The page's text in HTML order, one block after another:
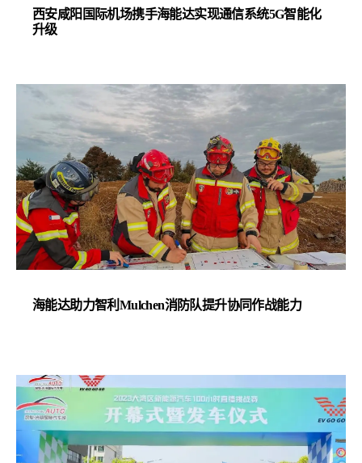
西安咸阳国际机场携手海能达实现通信系统5G智能化
升级
海能达助力智利Mulchen消防队提升协同作战能力